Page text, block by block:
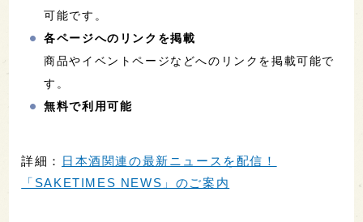
可能です。
各ページへのリンクを掲載
商品やイベントページなどへのリンクを掲載可能で
す。
無料で利用可能
詳細： 日本酒関連の最新ニュースを配信！
「SAKETIMES NEWS」のご案内